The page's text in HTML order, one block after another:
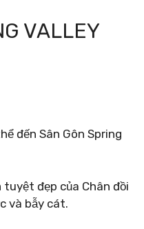
VALLEY
đến Sân Gôn Spring
tuyệt đẹp của Chân đồi
và bẫy cát.